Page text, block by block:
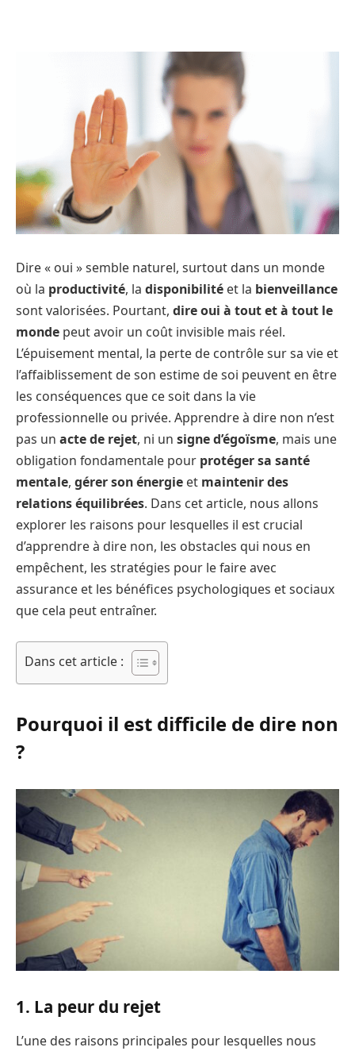
Dire « oui » semble naturel, surtout dans un monde
où la productivité, la disponibilité et la bienveillance
sont valorisées. Pourtant, dire oui à tout et à tout le
monde peut avoir un coût invisible mais réel.
L’épuisement mental, la perte de contrôle sur sa vie et
l’affaiblissement de son estime de soi peuvent en être
les conséquences que ce soit dans la vie
professionnelle ou privée. Apprendre à dire non n’est
pas un acte de rejet, ni un signe d’égoïsme, mais une
obligation fondamentale pour protéger sa santé
mentale, gérer son énergie et maintenir des
relations équilibrées. Dans cet article, nous allons
explorer les raisons pour lesquelles il est crucial
d’apprendre à dire non, les obstacles qui nous en
empêchent, les stratégies pour le faire avec
assurance et les bénéfices psychologiques et sociaux
que cela peut entraîner.
Dans cet article :
Pourquoi il est difficile de dire non
?
1. La peur du rejet
L’une des raisons principales pour lesquelles nous